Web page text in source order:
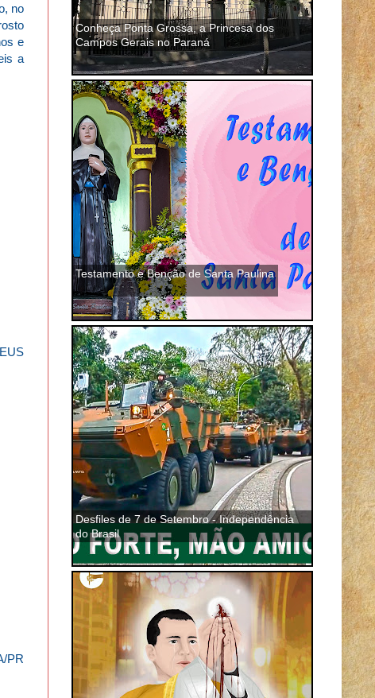
no
e
a
Conheça Ponta Grossa, a Princesa dos
Campos Gerais no Paraná
Testamento e Benção de Santa Paulina
Desfiles de 7 de Setembro - Independência
do Brasil